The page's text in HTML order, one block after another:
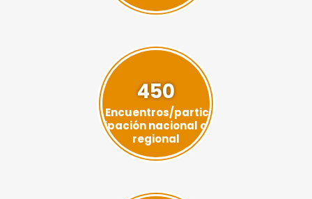
450
Encuentros/partic
ipación nacional o
regional